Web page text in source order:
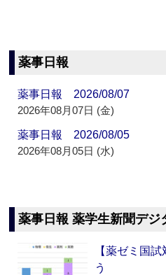
薬事日報
薬事日報 2026/08/07
2026年08月07日 (金)
薬事日報 2026/08/05
2026年08月05日 (水)
薬事日報 薬学生新聞デジ
【薬ゼミ国
う